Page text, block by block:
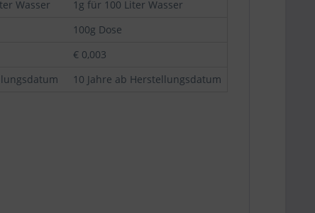
Wasser
1g für 100 Liter Wasser
100g Dose
€ 0,003
10 Jahre ab Herstellungsdatum